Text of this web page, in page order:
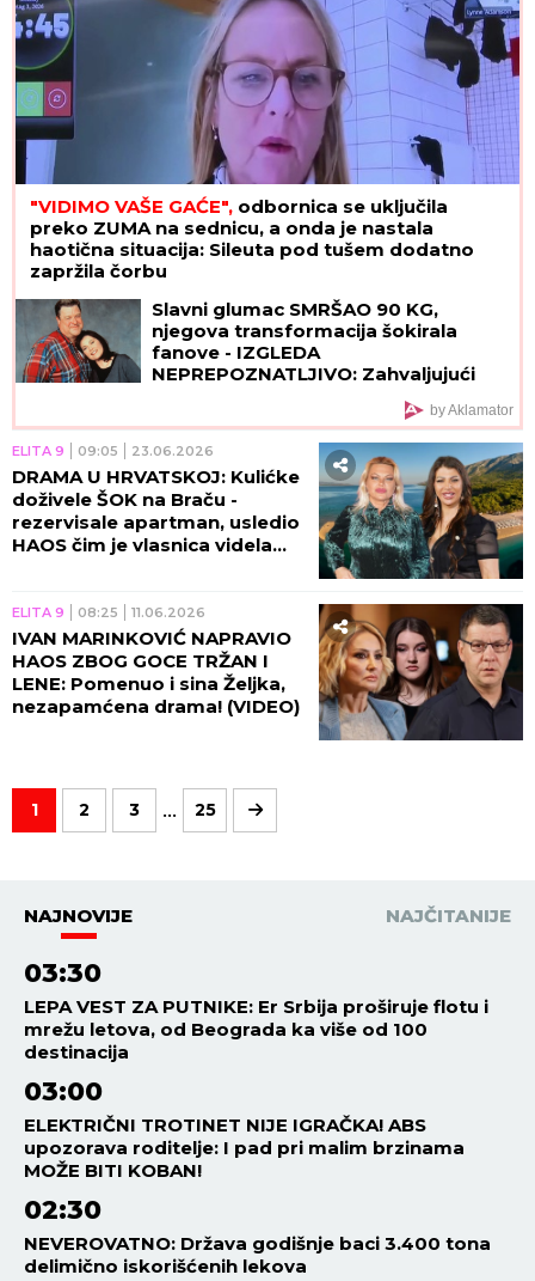
"VIDIMO VAŠE GAĆE", odbornica se uključila
preko ZUMA na sednicu, a onda je nastala
haotična situacija: Sileuta pod tušem dodatno
zapržila čorbu
Slavni glumac SMRŠAO 90 KG,
njegova transformacija šokirala
fanove - IZGLEDA
NEPREPOZNATLJIVO: Zahvaljujući
by Aklamator
ELITA 9 09:05 23.06.2026
DRAMA U HRVATSKOJ: Kulićke
doživele ŠOK na Braču -
rezervisale apartman, usledio
HAOS čim je vlasnica videla
ELITA 9 08:25 11.06.2026
IVAN MARINKOVIĆ NAPRAVIO
HAOS ZBOG GOCE TRŽAN I
LENE: Pomenuo i sina Željka,
nezapamćena drama! (VIDEO)
1 2 3 ... 25
NAJNOVIJE NAJČITANIJE
03:30
LEPA VEST ZA PUTNIKE: Er Srbija proširuje flotu i
mrežu letova, od Beograda ka više od 100
destinacija
03:00
ELEKTRIČNI TROTINET NIJE IGRAČKA! ABS
upozorava roditelje: I pad pri malim brzinama
MOŽE BITI KOBAN!
02:30
NEVEROVATNO: Država godišnje baci 3.400 tona
delimično iskorišćenih lekova